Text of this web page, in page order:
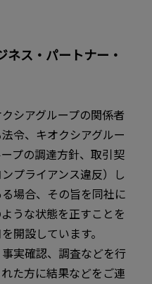
ネス・パートナー・
シアグループの関係者
令、キオクシアグルー
プの調達方針、取引契
プライアンス違反）し
場合、その旨を同社に
うな状態を正すことを
開設しています。
実確認、調査などを行
た方に結果などをご連